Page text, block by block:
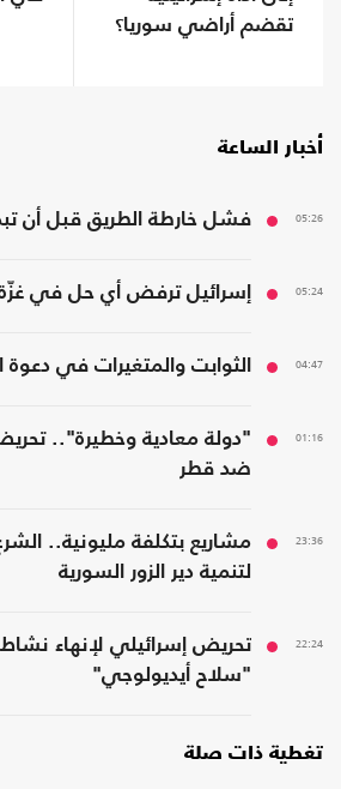
تقضم أراضي سوريا؟
أخبار الساعة
05:26 فشل خارطة الطريق قبل أن
05:24 إسرائيل ترفض أي حل في
04:47 الثوابت والمتغيرات في
01:16
"دولة معادية وخطيرة"..
ضد قطر
23:36
مشاريع بتكلفة مليونية..
لتنمية دير الزور السورية
22:24
تحريض إسرائيلي لإنهاء
"سلاح أيديولوجي"
تغطية ذات صلة